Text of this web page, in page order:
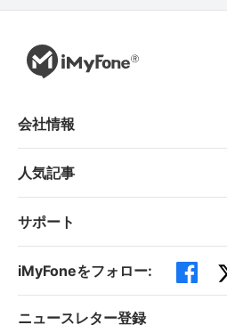
会社情報
人気記事
サポート
iMyFoneをフォロー:
ニュースレター登録